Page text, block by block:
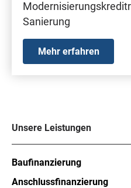
Sanierung
Mehr erfahren
Unsere Leistungen
Baufinanzierung
Anschlussfinanzierung